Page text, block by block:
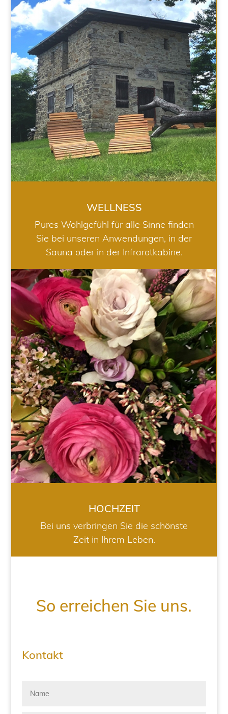
WELLNESS
WELLNESS
Pures Wohlgefühl für alle Sinne finden
Sie bei unseren Anwendungen, in der
Sauna oder in der Infrarotkabine.
HOCHZEIT
HOCHZEIT
Bei uns verbringen Sie die schönste
Zeit in Ihrem Leben.
So erreichen Sie uns.
Kontakt